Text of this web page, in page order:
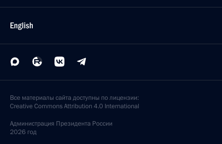
English
Все материалы сайта доступны по лицензии:
Creative Commons Attribution 4.0 International
Администрация Президента России
2026 год